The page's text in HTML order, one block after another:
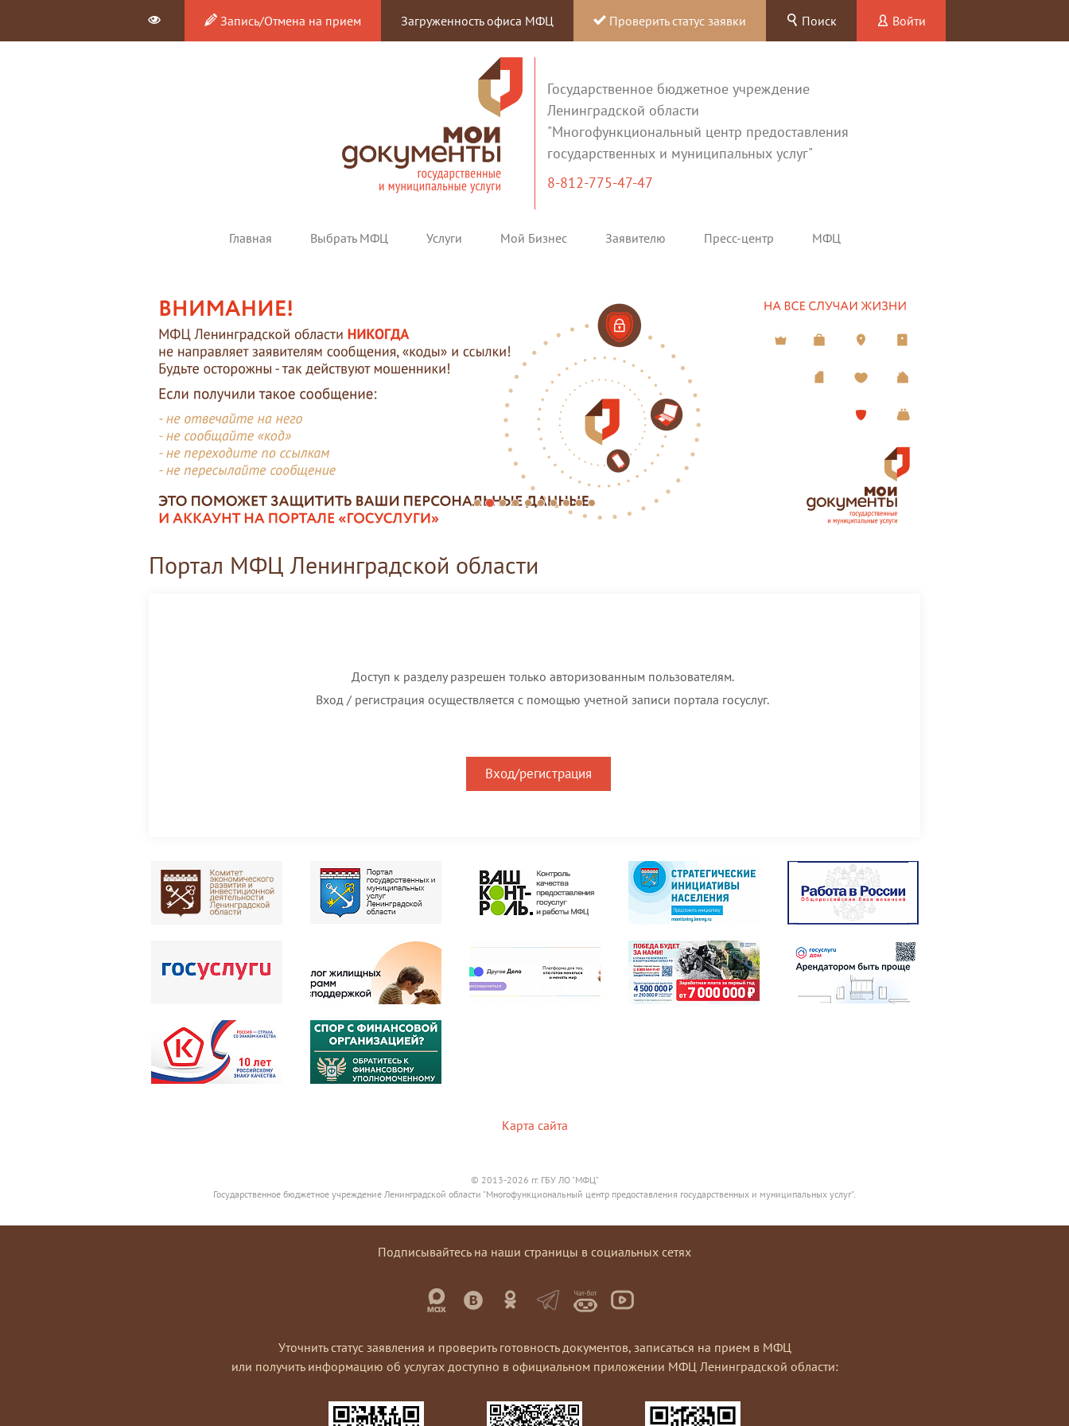
Запись/Отмена на прием Загруженность офиса МФЦ Проверить статус заявки Поиск Войти
Государственное бюджетное учреждение
Ленинградской области
"Многофункциональный центр предоставления
государственных и муниципальных услуг"
8-812-775-47-47
Главная Выбрать МФЦ Услуги Мой Бизнес Заявителю Пресс-центр МФЦ
Портал МФЦ Ленинградской области
Доступ к разделу разрешен только авторизованным пользователям.
Вход / регистрация осуществляется с помощью учетной записи портала госуслуг.
Вход/регистрация
Карта сайта
© 2013-2026 гг. ГБУ ЛО "МФЦ"
Государственное бюджетное учреждение Ленинградской области "Многофункциональный центр предоставления государственных и муниципальных услуг".
Подписывайтесь на наши страницы в социальных сетях
Уточнить статус заявления и проверить готовность документов, записаться на прием в МФЦ
или получить информацию об услугах доступно в официальном приложении МФЦ Ленинградской области: